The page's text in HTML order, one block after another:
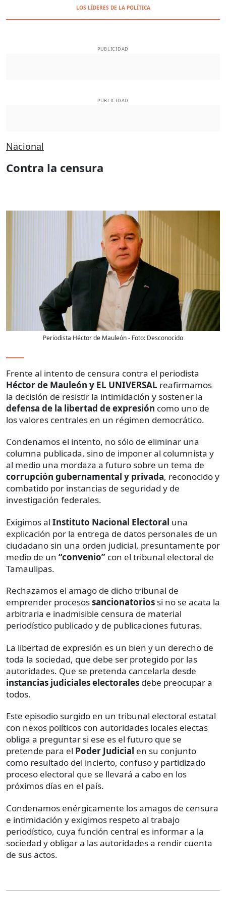
LOS LÍDERES DE LA POLÍTICA
PUBLICIDAD
PUBLICIDAD
Nacional
Contra la censura
Periodista Héctor de Mauleón- Foto: Desconocido
Frente al intento de censura contra el periodista
Héctor de Mauleón y EL UNIVERSAL reafirmamos
la decisión de resistir la intimidación y sostener la
defensa de la libertad de expresión como uno de
los valores centrales en un régimen democrático.
Condenamos el intento, no sólo de eliminar una
columna publicada, sino de imponer al columnista y
al medio una mordaza a futuro sobre un tema de
corrupción gubernamental y privada, reconocido y
combatido por instancias de seguridad y de
investigación federales.
Exigimos al Instituto Nacional Electoral una
explicación por la entrega de datos personales de un
ciudadano sin una orden judicial, presuntamente por
medio de un “convenio” con el tribunal electoral de
Tamaulipas.
Rechazamos el amago de dicho tribunal de
emprender procesossancionatorios si no se acata la
arbitraria e inadmisible censura de material
periodístico publicado y de publicaciones futuras.
La libertad de expresión es un bien y un derecho de
toda la sociedad, que debe ser protegido por las
autoridades. Que se pretenda cancelarla desde
instancias judiciales electorales debe preocupar a
todos.
Este episodio surgido en un tribunal electoral estatal
con nexos políticos con autoridades locales electas
obliga a preguntar si ese es el futuro que se
pretende para el Poder Judicial en su conjunto
como resultado del incierto, confuso y partidizado
proceso electoral que se llevará a cabo en los
próximos días en el país.
Condenamos enérgicamente los amagos de censura
e intimidación y exigimos respeto al trabajo
periodístico, cuya función central es informar a la
sociedad y obligar a las autoridades a rendir cuenta
de sus actos.